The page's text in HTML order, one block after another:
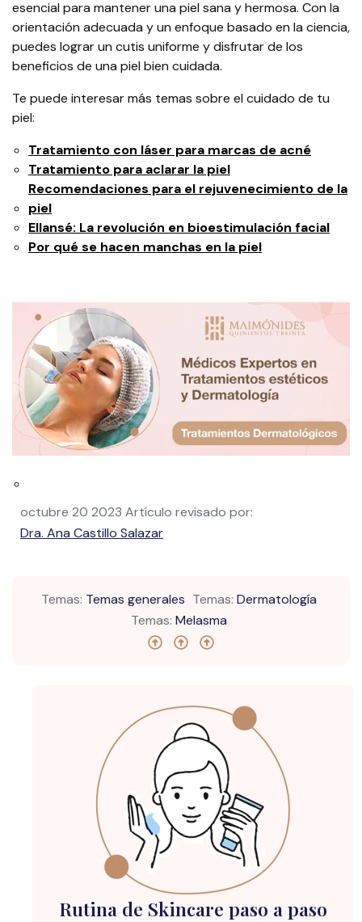
esencial para mantener una piel sana y hermosa. Con la
orientación adecuada y un enfoque basado en la ciencia,
puedes lograr un cutis uniforme y disfrutar de los
beneficios de una piel bien cuidada.
Te puede interesar más temas sobre el cuidado de tu
piel:
Tratamiento con láser para marcas de acné
Tratamiento para aclarar la piel
Recomendaciones para el rejuvenecimiento de la
piel
Ellansé: La revolución en bioestimulación facial
Por qué se hacen manchas en la piel
octubre 20 2023 Artículo revisado por:
Dra. Ana Castillo Salazar
Temas: Temas generales Temas: Dermatología
Temas: Melasma
Rutina de Skincare paso a paso